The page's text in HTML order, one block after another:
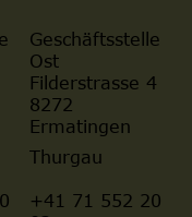
Geschäftsstelle
Ost
Filderstrasse 4
8272
Ermatingen
Thurgau
+41 71 552 20